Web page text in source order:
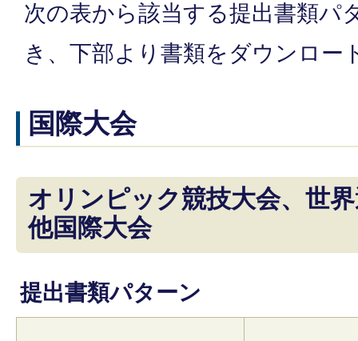
次の表から該当する提出書類パ
き、下部より書類をダウンロー
国際大会
オリンピック競技大会、世
他国際大会
提出書類パターン